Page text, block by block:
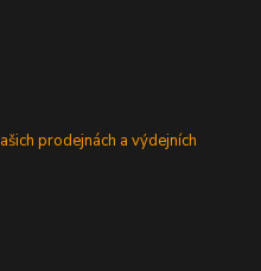
prodejnách a výdejních